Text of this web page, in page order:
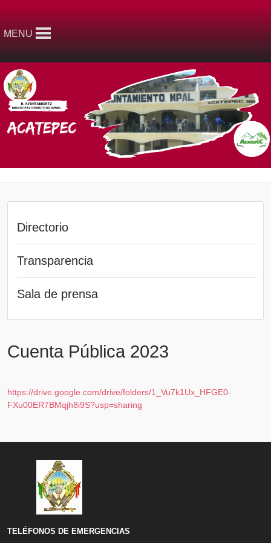
MENU
Directorio
Transparencia
Sala de prensa
Cuenta Pública 2023
https://drive.google.com/drive/folders/1_Vu7k1Ux_HFGE0-
FXu00ER7BMqjh8i9S?usp=sharing
TELÉFONOS DE EMERGENCIAS